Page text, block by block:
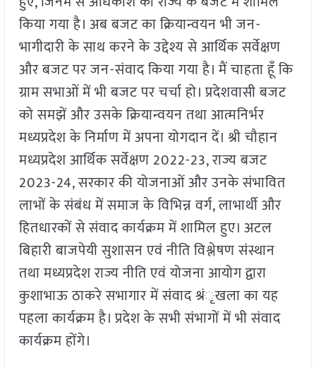
किया गया है। अब बजट का क्रियान्वयन भी जन-
भागीदारी के साथ करने के उद्देश्य से आर्थिक सर्वेक्षण
और बजट पर जन-संवाद किया गया है। मैं चाहता हूँ कि
ग्राम सभाओं में भी बजट पर चर्चा हो। प्रदेशवासी बजट
को समझें और उसके क्रियान्वयन तथा आत्मनिर्भर
मध्यप्रदेश के निर्माण में अपना योगदान दें। श्री चौहान
मध्यप्रदेश आर्थिक सर्वेक्षण 2022-23, राज्य बजट
2023-24, सरकार की योजनाओं और उनके संभावित
लाभों के संबंध में समाज के विभिन्न वर्ग, लाभार्थी और
हितधारकों से संवाद कार्यक्रम में शामिल हुए। अटल
बिहारी बाजपेयी सुशासन एवं नीति विश्लेषण संस्थान
तथा मध्यप्रदेश राज्य नीति एवं योजना आयोग द्वारा
कुशाभाऊ ठाकरे सभागार में संवाद श्रंृखला का यह
पहला कार्यक्रम है। प्रदेश के सभी संभागों में भी संवाद
कार्यक्रम होंगे।